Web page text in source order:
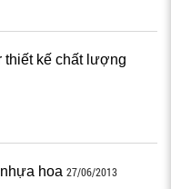
thiết kế chất lượng
hoa 27/06/2013